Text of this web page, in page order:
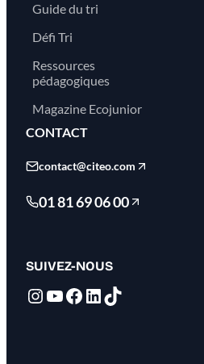
Guide du tri
Défi Tri
Ressources
pédagogiques
Magazine Ecojunior
CONTACT
contact@citeo.com
01 81 69 06 00
SUIVEZ-NOUS
Instagram YouTube Facebook LinkedIn TikTok